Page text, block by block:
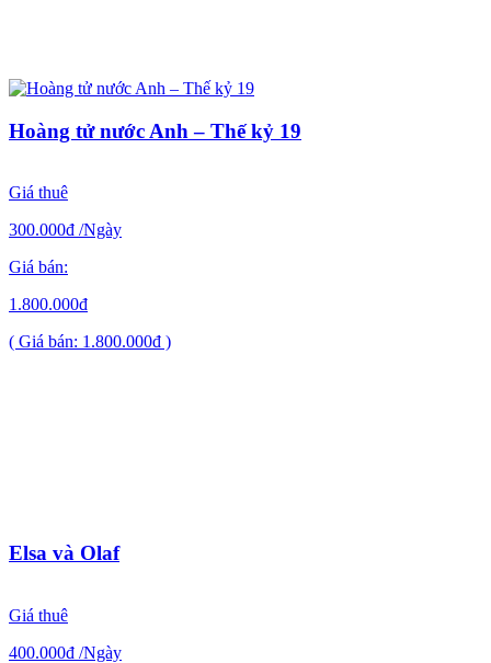
Hoàng tử nước Anh – Thế kỷ 19
Giá thuê
300.000đ /Ngày
Giá bán:
1.800.000đ
( Giá bán: 1.800.000đ )
Elsa và Olaf
Giá thuê
400.000đ /Ngày